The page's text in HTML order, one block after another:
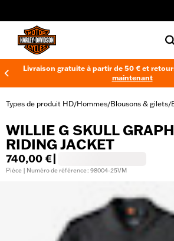
Livraison gratuite à partir de 50 € et
maintenant
Types de produit HD/Hommes/Blousons & gilets/
WILLIE G SKULL
RIDING JACKET
740,00 €
Pièce | Numéro de référence : 98004-25VM